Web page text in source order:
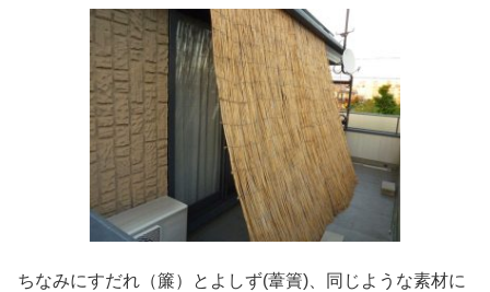
ちなみにすだれ（簾）とよしず(葦簀)、同じような素材に